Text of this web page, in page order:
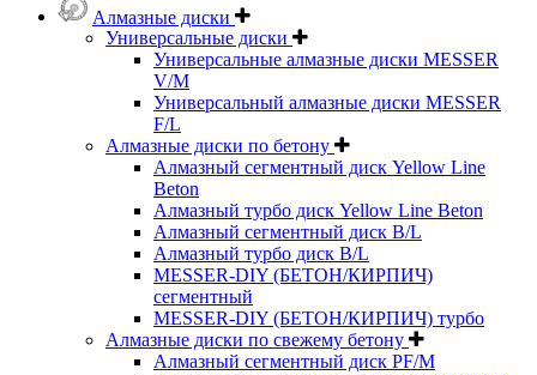
Алмазные диски
Универсальные диски
Универсальные алмазные диски MESSER
V/M
Универсальный алмазные диски MESSER
F/L
Алмазные диски по бетону
Алмазный сегментный диск Yellow Line
Beton
Алмазный турбо диск Yellow Line Beton
Алмазный сегментный диск B/L
Алмазный турбо диск B/L
MESSER-DIY (БЕТОН/КИРПИЧ)
сегментный
MESSER-DIY (БЕТОН/КИРПИЧ) турбо
Алмазные диски по свежему бетону
Алмазный сегментный диск PF/M